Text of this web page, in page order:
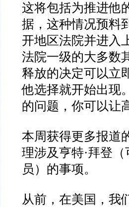
这将包括为推进他
据，这种情况预料
开地区法院并进入
法院一级的大多数
释放的决定可以立
他选择就开始出现
的问题，你可以让
本周获得更多报道
理涉及亨特·拜登（
员）的事项。
从前，在美国，我